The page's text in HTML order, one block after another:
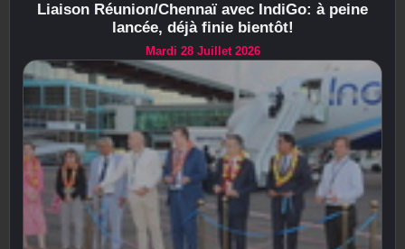
Liaison Réunion/Chennaï avec IndiGo: à peine
lancée, déjà finie bientôt!
Mardi 28 Juillet 2026